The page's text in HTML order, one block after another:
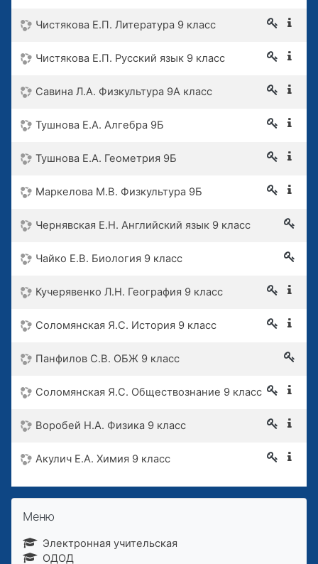
Чистякова Е.П. Литература 9 класс
Чистякова Е.П. Русский язык 9 класс
Савина Л.А. Физкультура 9А класс
Тушнова Е.А. Алгебра 9Б
Тушнова Е.А. Геометрия 9Б
Маркелова М.В. Физкультура 9Б
Чернявская Е.Н. Английский язык 9 класс
Чайко Е.В. Биология 9 класс
Кучерявенко Л.Н. География 9 класс
Соломянская Я.С. История 9 класс
Панфилов С.В. ОБЖ 9 класс
Соломянская Я.С. Обществознание 9 класс
Воробей Н.А. Физика 9 класс
Акулич Е.А. Химия 9 класс
Пропустить Меню
Меню
Электронная учительская
ОДОД